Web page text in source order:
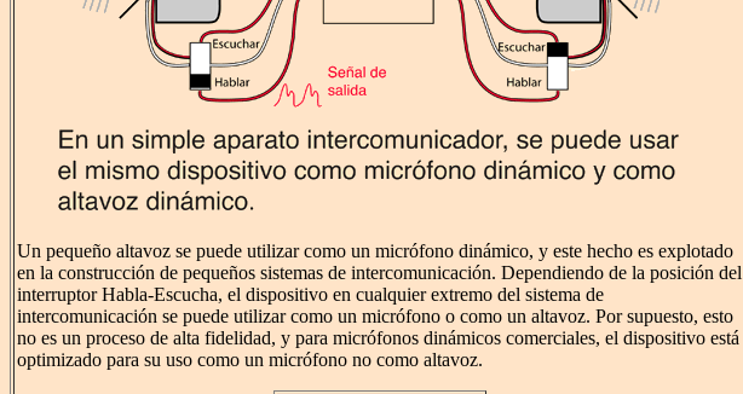
Un pequeño altavoz se puede utilizar como un micrófono dinámico, y este hecho es explotado
en la construcción de pequeños sistemas de intercomunicación. Dependiendo de la posición del
interruptor Habla-Escucha, el dispositivo en cualquier extremo del sistema de
intercomunicación se puede utilizar como un micrófono o como un altavoz. Por supuesto, esto
no es un proceso de alta fidelidad, y para micrófonos dinámicos comerciales, el dispositivo está
optimizado para su uso como un micrófono no como altavoz.